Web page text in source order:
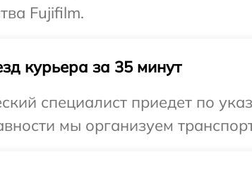
Fujifilm.
курьера за 35 минут
специалист приедет по
мы организуем